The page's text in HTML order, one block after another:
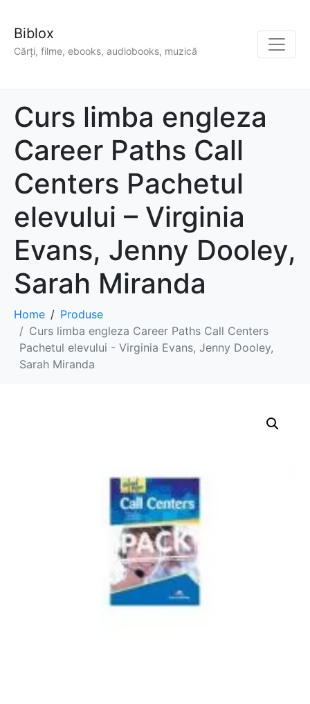
Biblox
Cărți, filme, ebooks, audiobooks, muzică
Curs limba engleza
Career Paths Call
Centers Pachetul
elevului – Virginia
Evans, Jenny Dooley,
Sarah Miranda
Home
Produse
Curs limba engleza Career Paths Call Centers
Pachetul elevului - Virginia Evans, Jenny Dooley,
Sarah Miranda